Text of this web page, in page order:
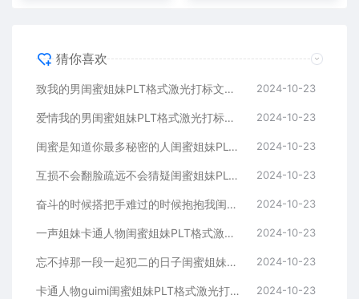
猜你喜欢
致我的男闺蜜姐妹PLT格式激光打标文件通用矢量图 2024-10-23
爱情我的男闺蜜姐妹PLT格式激光打标文件通用矢量图 2024-10-23
闺蜜是知道你最多秘密的人闺蜜姐妹PLT格式激光打标文件通用矢量图 2024-10-23
互损不会翻脸疏远不会猜疑闺蜜姐妹PLT格式激光打标文件通用矢量图 2024-10-23
奋斗的时候搭把手难过的时候抱抱我闺蜜姐妹 2024-10-23
一声姐妹卡通人物闺蜜姐妹PLT格式激光打标文件通用矢量图 2024-10-23
忘不掉那一段一起犯二的日子闺蜜姐妹PLT格式激光打标文件通用矢量图 2024-10-23
卡通人物guimi闺蜜姐妹PLT格式激光打标文件通用矢量图 2024-10-23